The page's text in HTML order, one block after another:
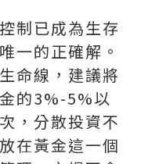
制已成為生存
一的正確解。
命線，建議將
的3%-5%以
，分散投資不
在黃金這一個